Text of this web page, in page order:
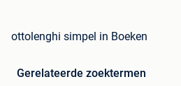
ottolenghi simpel in Boeken
Gerelateerde zoektermen